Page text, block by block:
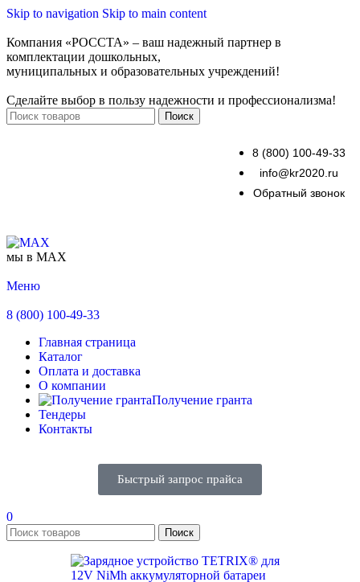
Skip to navigation Skip to main content
Компания «РОССТА» – ваш надежный партнер в
комплектации дошкольных,
муниципальных и образовательных учреждений!
Сделайте выбор в пользу надежности и профессионализма!
Поиск
8 (800) 100-49-33
info@kr2020.ru
Обратный звонок
мы в MAX
Меню
8 (800) 100-49-33
Главная страница
Каталог
Оплата и доставка
О компании
Получение гранта
Тендеры
Контакты
Быстрый запрос прайса
0
Поиск